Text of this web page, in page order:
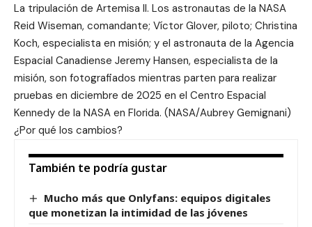
La tripulación de Artemisa II. Los astronautas de la NASA
Reid Wiseman, comandante; Víctor Glover, piloto; Christina
Koch, especialista en misión; y el astronauta de la Agencia
Espacial Canadiense Jeremy Hansen, especialista de la
misión, son fotografiados mientras parten para realizar
pruebas en diciembre de 2025 en el Centro Espacial
Kennedy de la NASA en Florida. (NASA/Aubrey Gemignani)
¿Por qué los cambios?
También te podría gustar
Mucho más que Onlyfans: equipos digitales
que monetizan la intimidad de las jóvenes